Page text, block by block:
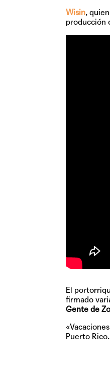
Wisin,
producción
El
firmado
Gente de
Puerto Rico.